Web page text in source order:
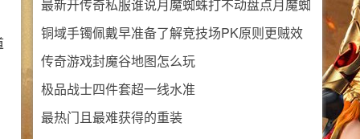
最新开传奇私服谁说月魔蜘蛛打不动盘点月魔蜘
蛛的三大弱点
铜域手镯佩戴早准备了解竞技场PK原则更贼效
率
传奇游戏封魔谷地图怎么玩
极品战士四件套超一线水准
最热门且最难获得的重装